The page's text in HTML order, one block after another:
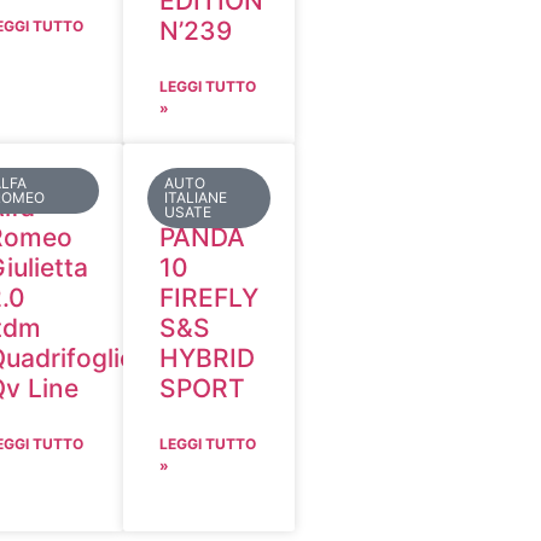
TUTTO
N’239
LEGGI TUTTO
»
Line
TUTTO
AUTO
ITALIANE
USATE
FIAT
PANDA
10
FIREFLY
S&S
HYBRID
SPORT
LEGGI TUTTO
»